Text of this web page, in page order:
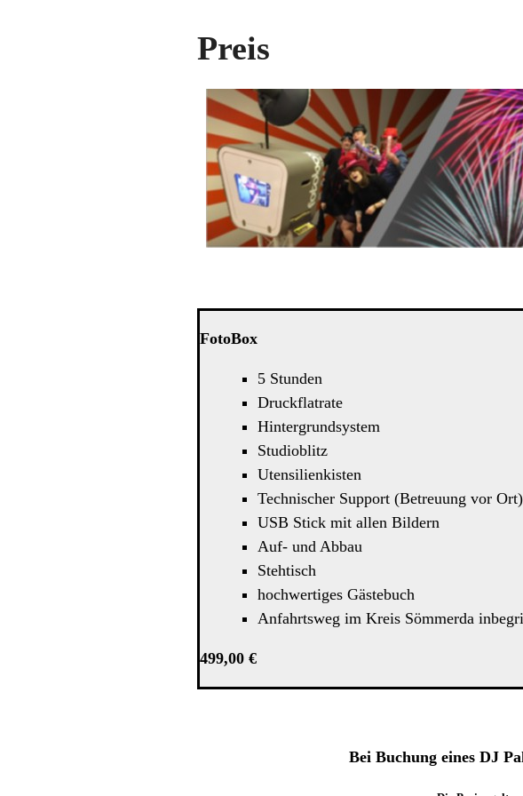
Preis
FotoBox
5 Stunden
Druckflatrate
Hintergrundsystem
Studioblitz
Utensilienkisten
Technischer Support (Betreuung vor Ort)
USB Stick mit allen Bildern
Auf- und Abbau
Stehtisch
hochwertiges Gästebuch
Anfahrtsweg im Kreis Sömmerda
499,00 €
Bei Buchung eines DJ